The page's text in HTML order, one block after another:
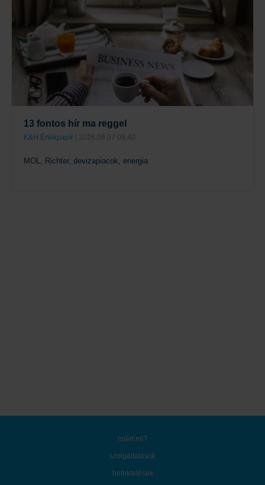
13 fontos hír ma reggel
K&H Értékpapír | 2026.08.07 08:40
MOL, Richter, devizapiacok, energia
miért mi?
szolgáltatások
befektetések